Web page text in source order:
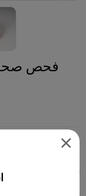
فحص صحة
طابعات أخرى 
